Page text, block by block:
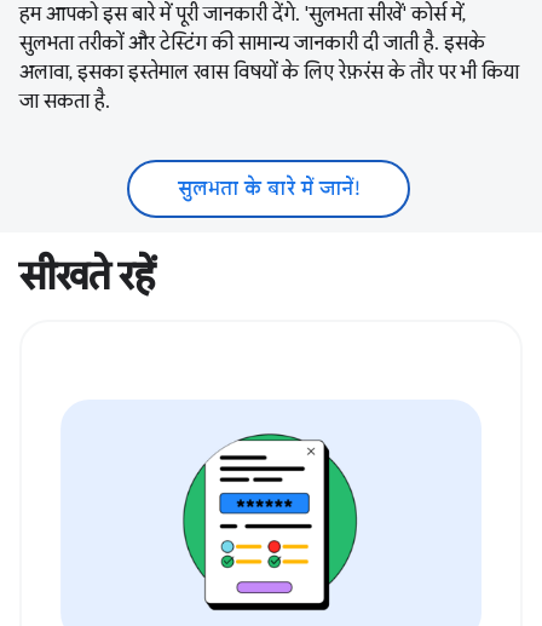
हम आपको इस बारे में पूरी जानकारी देंगे. 'सुलभता सीखें' कोर्स में,
सुलभता तरीकों और टेस्टिंग की सामान्य जानकारी दी जाती है. इसके
अलावा, इसका इस्तेमाल खास विषयों के लिए रेफ़रंस के तौर पर भी किया
जा सकता है.
सुलभता के बारे में जानें!
सीखते रहें